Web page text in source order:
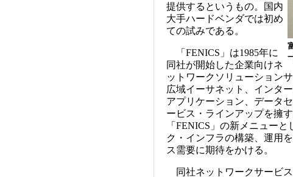
提供するというもの。国内
大手ハードベンダでは初め
ての試みである。
「FENICS」は1985年に
同社が開始した企業向けネ
ットワークソリューション
広域イーサネット、インタ
アプリケーション、データ
ービス・ラインアップを擁
「FENICS」の新メニュー
ク・インフラの構築、運用
ス需要に期待をかける。
同社ネットワークサービ